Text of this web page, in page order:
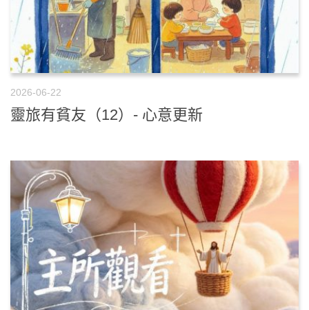
2026-06-22
靈旅有貧友（12）- 心意更新